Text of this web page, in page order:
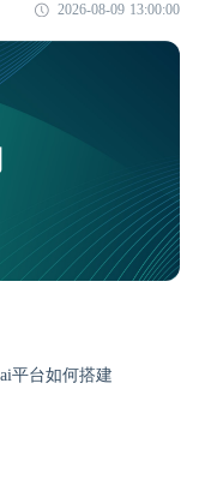
2026-08-09 13:00:00
平台如何搭建